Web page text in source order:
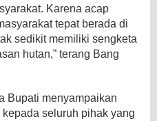
Karena acap
tepat berada di
sedikit memiliki sengketa
hutan,” terang Bang
Bupati menyampaikan
seluruh pihak yang